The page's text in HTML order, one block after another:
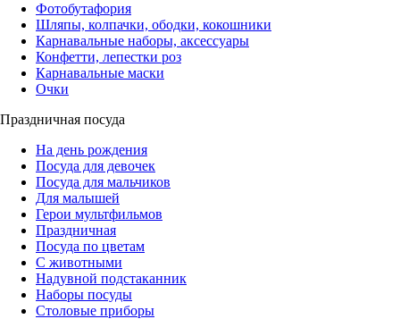
Фотобутафория
Шляпы, колпачки, ободки, кокошники
Карнавальные наборы, аксессуары
Конфетти, лепестки роз
Карнавальные маски
Очки
Праздничная посуда
На день рождения
Посуда для девочек
Посуда для мальчиков
Для малышей
Герои мультфильмов
Праздничная
Посуда по цветам
С животными
Надувной подстаканник
Наборы посуды
Столовые приборы